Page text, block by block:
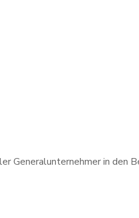
in den